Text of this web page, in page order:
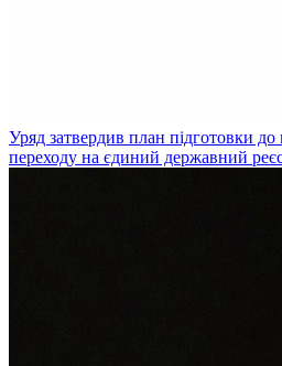
Уряд затвердив план підготовки
переходу на єдиний державний